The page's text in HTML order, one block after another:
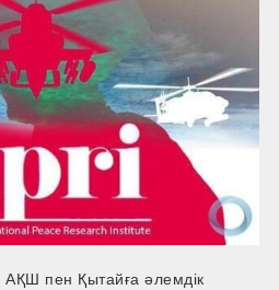
АҚШ пен Қытайға әлемдік